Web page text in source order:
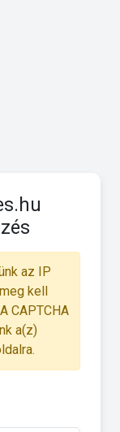
az IP
kell
CAPTCHA
a(z)